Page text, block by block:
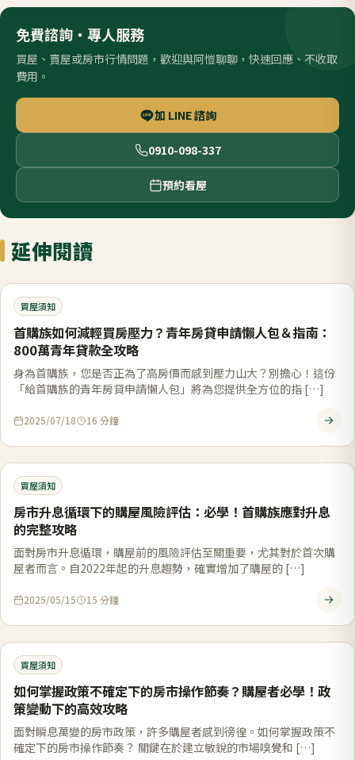
免費諮詢・專人服務
買屋、賣屋或房市行情問題，歡迎與阿愷聊聊，快速回應、不收取
費用。
加 LINE 諮詢
0910-098-337
預約看屋
延伸閱讀
買屋須知
首購族如何減輕買房壓力？青年房貸申請懶人包＆指南：
800萬青年貸款全攻略
身為首購族，您是否正為了高房價而感到壓力山大？別擔心！這份
「給首購族的青年房貸申請懶人包」將為您提供全方位的指 […]
2025/07/18 16 分鐘
買屋須知
房市升息循環下的購屋風險評估：必學！首購族應對升息
的完整攻略
面對房市升息循環，購屋前的風險評估至關重要，尤其對於首次購
屋者而言。自2022年起的升息趨勢，確實增加了購屋的 […]
2025/05/15 15 分鐘
買屋須知
如何掌握政策不確定下的房市操作節奏？購屋者必學！政
策變動下的高效攻略
面對瞬息萬變的房市政策，許多購屋者感到徬徨。如何掌握政策不
確定下的房市操作節奏？ 關鍵在於建立敏銳的市場嗅覺和 […]